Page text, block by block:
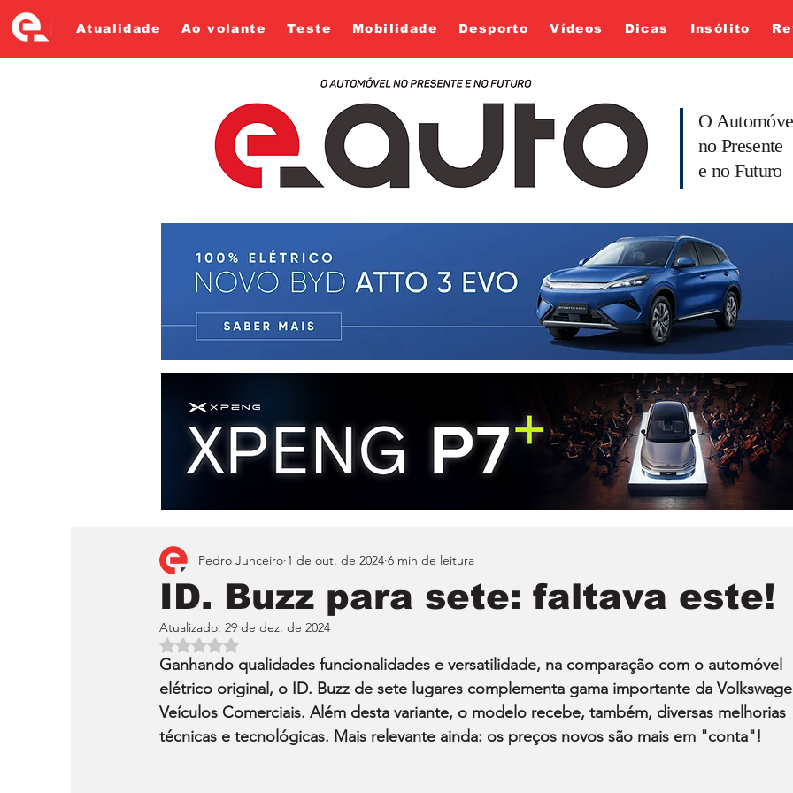
Atualidade Ao volante Teste Mobilidade Desporto Vídeos Dicas Insólito
O
no Presente
e no Futuro
ID. Buzz para sete: faltava este!
Pedro Junceiro 1 de out. de 2024 6 min de leitura
Atualizado: 29 de dez. de 2024
Avaliado com NaN de 5 estrelas.
Ganhando qualidades funcionalidades e versatilidade, na comparação com o automóvel
elétrico original, o ID. Buzz de sete lugares complementa gama importante da
Veículos Comerciais. Além desta variante, o modelo recebe, também, diversas melhorias
técnicas e tecnológicas. Mais relevante ainda: os preços novos são mais em "conta"!